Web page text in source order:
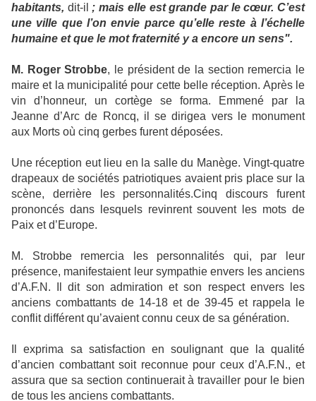
habitants, dit-il ; mais elle est grande par le cœur. C’est
une ville que l’on envie parce qu’elle reste à l’échelle
humaine et que le mot fraternité y a encore un sens".
M. Roger Strobbe, le président de la section remercia le
maire et la municipalité pour cette belle réception. Après le
vin d’honneur, un cortège se forma. Emmené par la
Jeanne d’Arc de Roncq, il se dirigea vers le monument
aux Morts où cinq gerbes furent déposées.
Une réception eut lieu en la salle du Manège. Vingt-quatre
drapeaux de sociétés patriotiques avaient pris place sur la
scène, derrière les personnalités.Cinq discours furent
prononcés dans lesquels revinrent souvent les mots de
Paix et d’Europe.
M. Strobbe remercia les personnalités qui, par leur
présence, manifestaient leur sympathie envers les anciens
d’A.F.N. Il dit son admiration et son respect envers les
anciens combattants de 14-18 et de 39-45 et rappela le
conflit différent qu’avaient connu ceux de sa génération.
Il exprima sa satisfaction en soulignant que la qualité
d’ancien combattant soit reconnue pour ceux d’A.F.N., et
assura que sa section continuerait à travailler pour le bien
de tous les anciens combattants.